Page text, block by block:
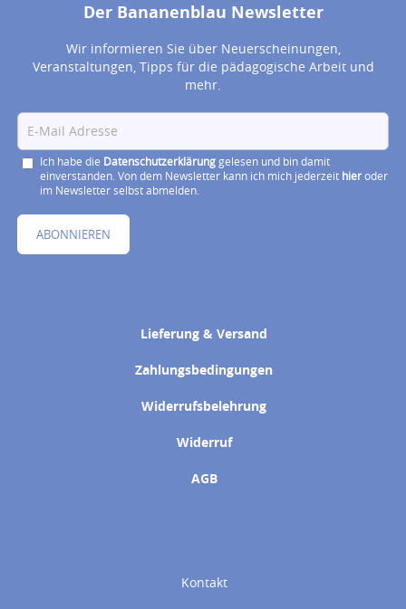
Der Bananenblau Newsletter
Wir informieren Sie über Neuerscheinungen,
Veranstaltungen, Tipps für die pädagogische Arbeit und
mehr.
Ich habe die Datenschutzerklärunggelesen und bin damit
einverstanden. Von dem Newsletter kann ich mich jederzeit hieroder
im Newsletter selbst abmelden.
ABONNIEREN
Lieferung & Versand
Zahlungsbedingungen
Widerrufsbelehrung
Widerruf
AGB
Kontakt